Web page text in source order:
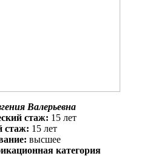
Валерьевна
стаж: 15 лет
стаж: 15 лет
высшее
категория